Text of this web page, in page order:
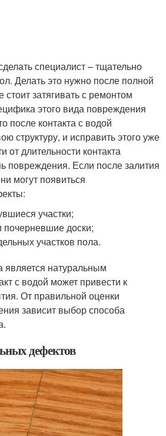
специалист – тщательно
Делать это нужно после полной
затягивать с ремонтом
этого вида повреждения
после контакта с водой
структуру, и исправить этого уже
от длительности контакта
повреждения. Если после залития
могут появиться
участки;
доски;
участков пола.
является натуральным
с водой может привести к
От правильной оценки
зависит выбор способа
дефектов